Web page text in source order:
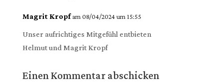
Magrit Kropf am 08/04/2024 um 15:55
Unser aufrichtiges Mitgefühl entbieten
Helmut und Magrit Kropf
Einen Kommentar abschicken